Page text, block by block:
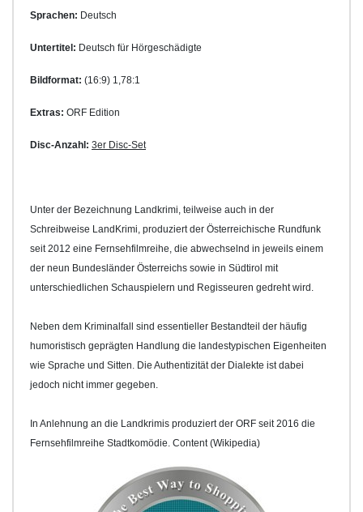
Sprachen: Deutsch
Untertitel: Deutsch für Hörgeschädigte
Bildformat: (16:9) 1,78:1
Extras: ORF Edition
Disc-Anzahl: 3er Disc-Set
Unter der Bezeichnung Landkrimi, teilweise auch in der
Schreibweise LandKrimi, produziert der Österreichische Rundfunk
seit 2012 eine Fernsehfilmreihe, die abwechselnd in jeweils einem
der neun Bundesländer Österreichs sowie in Südtirol mit
unterschiedlichen Schauspielern und Regisseuren gedreht wird.
Neben dem Kriminalfall sind essentieller Bestandteil der häufig
humoristisch geprägten Handlung die landestypischen Eigenheiten
wie Sprache und Sitten. Die Authentizität der Dialekte ist dabei
jedoch nicht immer gegeben.
In Anlehnung an die Landkrimis produziert der ORF seit 2016 die
Fernsehfilmreihe Stadtkomödie. Content (Wikipedia)